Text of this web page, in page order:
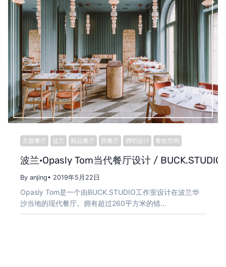
主题餐厅 波兰 精品餐厅 西餐厅 酒吧设计 餐饮空间
波兰·Opasly Tom当代餐厅设计 / BUCK.STUDIO
By anjing• 2019年5月22日
Opasly Tom是一个由BUCK.STUDIO工作室设计在波兰华
沙当地的现代餐厅。拥有超过260平方米的错…